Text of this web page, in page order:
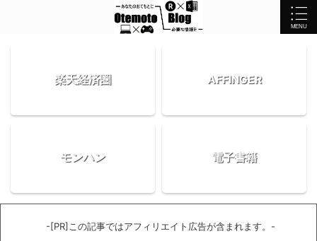
楽天経済圏 AFFINGER
モンハン 電子書籍
-[PR]この記事ではアフィリエイト広告が含まれます。-